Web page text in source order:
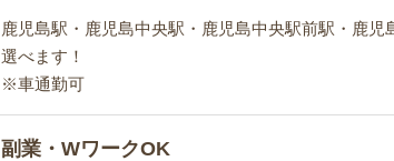
鹿児島駅・鹿児島中央駅・鹿児島中央駅前駅・鹿
選べます！
※車通勤可
副業・WワークOK